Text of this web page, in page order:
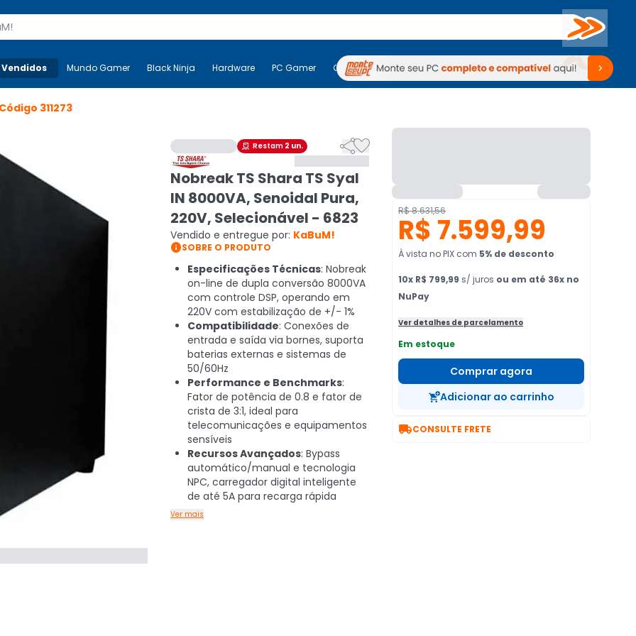
Buscar
Mais-v- Mundo Gamer Black Ninja Hardware PC Gamer Computadores Periféricos TV Venda no KaBuM!
Mundo Gamer Black Ninja Hardware PC Gamer Computadores Periféricos TV Venda no KaBuM!
311273
 Restam 2 un. 
Nobreak TS Shara TS Syal
IN 8000VA, Senoidal Pura,
220V, Selecionável - 6823
Vendido e entregue por: KaBuM!
SOBRE O PRODUTO
Especificações Técnicas: Nobreak
on-line de dupla conversão 8000VA
com controle DSP, operando em
220V com estabilização de +/- 1%
Compatibilidade: Conexões de
entrada e saída via bornes, suporta
baterias externas e sistemas de
50/60Hz
Performance e Benchmarks:
Fator de potência de 0.8 e fator de
crista de 3:1, ideal para
telecomunicações e equipamentos
sensíveis
Recursos Avançados: Bypass
automático/manual e tecnologia
NPC, carregador digital inteligente
de até 5A para recarga rápida
Ver mais
R$ 8.631,56
R$ 7.599,99
À vista no PIX com 5% de desconto
10x R$ 799,99 s/ juros ou em até 36x no
NuPay
Ver detalhes de parcelamento
Em estoque
Comprar agora
Adicionar ao carrinho
CONSULTE FRETE